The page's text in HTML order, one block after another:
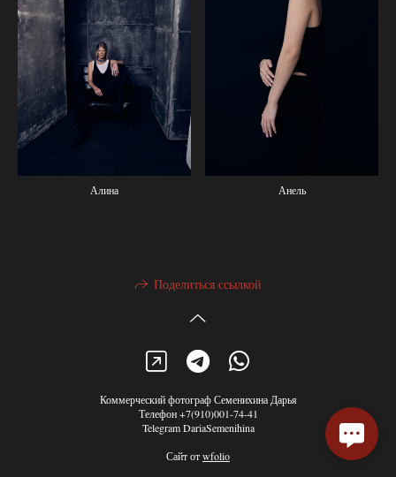
Алина Анель
Поделиться ссылкой
Коммерческий фотограф Семенихина Дарья
Телефон +7(910)001-74-41
Telegram DariaSemenihina
Сайт отwfolio